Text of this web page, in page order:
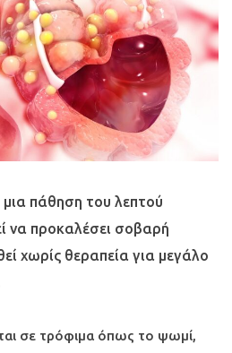
μια πάθηση του λεπτού
να προκαλέσει σοβαρή
χωρίς θεραπεία για μεγάλο
σε τρόφιμα όπως το ψωμί,